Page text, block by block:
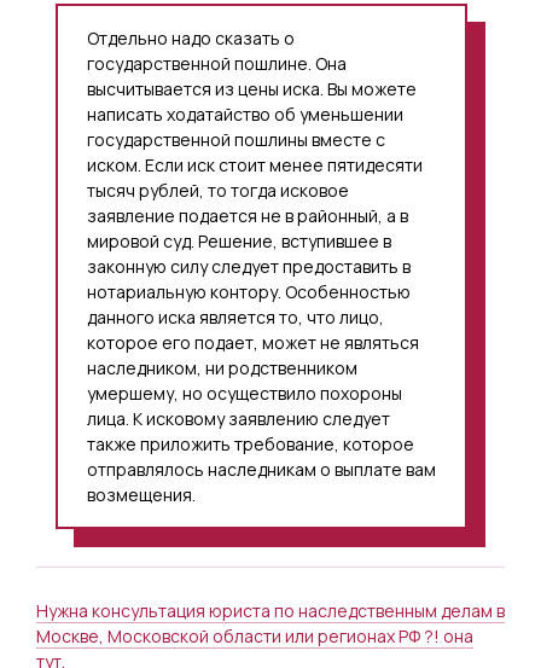
Отдельно надо сказать о
государственной пошлине. Она
высчитывается из цены иска. Вы можете
написать ходатайство об уменьшении
государственной пошлины вместе с
иском. Если иск стоит менее пятидесяти
тысяч рублей, то тогда исковое
заявление подается не в районный, а в
мировой суд. Решение, вступившее в
законную силу следует предоставить в
нотариальную контору. Особенностью
данного иска является то, что лицо,
которое его подает, может не являться
наследником, ни родственником
умершему, но осуществило похороны
лица. К исковому заявлению следует
также приложить требование, которое
отправлялось наследникам о выплате вам
возмещения.
Нужна консультация юриста по наследственным делам в
Москве, Московской области или регионах РФ ?! она
тут.